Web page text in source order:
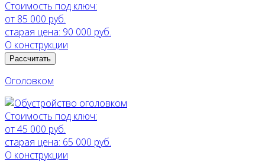
Стоимость под ключ:
от 85 000 руб.
старая цена: 90 000 руб.
О конструкции
Рассчитать
Оголовком
Стоимость под ключ:
от 45 000 руб.
старая цена: 65 000 руб.
О конструкции